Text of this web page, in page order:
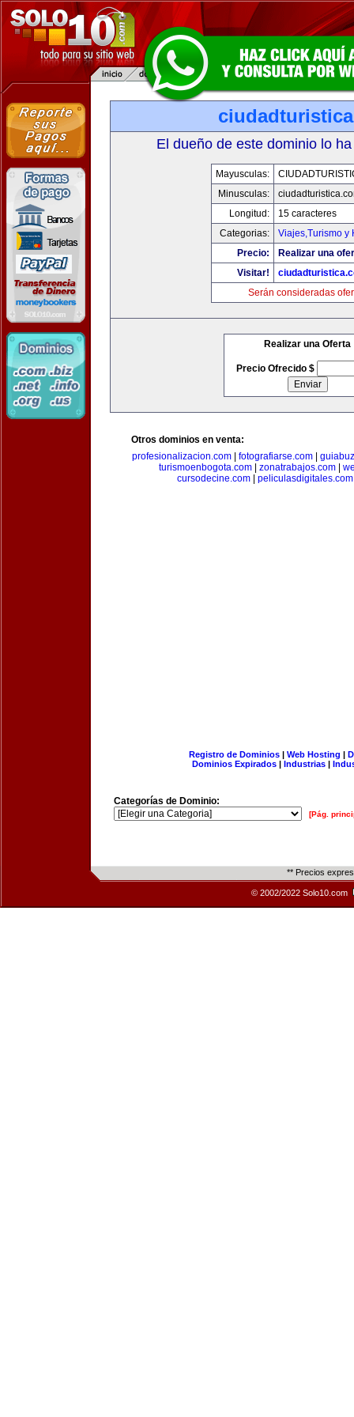
El dueño de este dominio lo
Mayusculas:
Minusculas:
Longitud:
15 caracteres
Categorias:
Viajes,Turismo y
Precio:
Realizar una
Visitar!
Serán consideradas
Realizar una Oferta
Precio Ofrecido $
Otros dominios en venta:
profesionalizacion.com
fotografiarse.com
turismoenbogota.com
zonatrabajos.com
cursodecine.com
peliculasdigitales.com
Registro de Dominios| Web Hosting |
Dominios Expirados | Industrias |
Categorías de Dominio:
[Pág.
** Precios
© 2002/2022 Solo10.com